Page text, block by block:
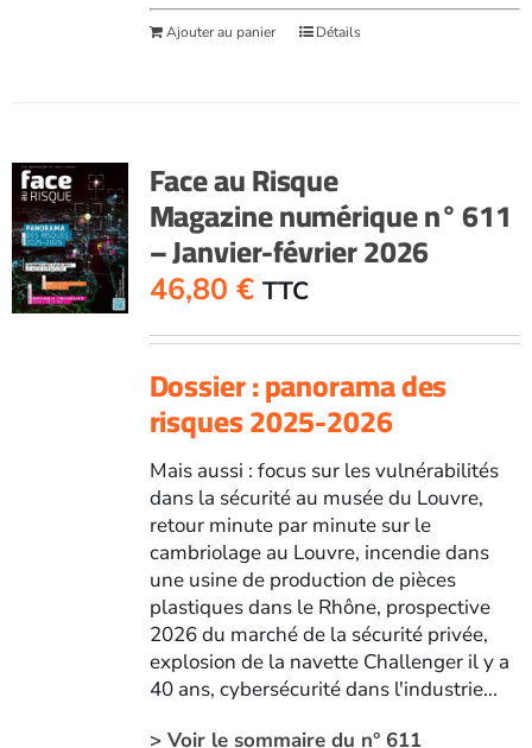
Ajouter au panier Détails
Face au Risque
Magazine numérique n° 611
– Janvier-février 2026
46,80 € TTC
Dossier : panorama des
risques 2025-2026
Mais aussi : focus sur les vulnérabilités
dans la sécurité au musée du Louvre,
retour minute par minute sur le
cambriolage au Louvre, incendie dans
une usine de production de pièces
plastiques dans le Rhône, prospective
2026 du marché de la sécurité privée,
explosion de la navette Challenger il y a
40 ans, cybersécurité dans l'industrie...
> Voir le sommaire du n° 611